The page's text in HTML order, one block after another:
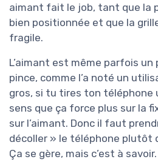
aimant fait le job, tant que la
bien positionnée et que la
fragile.
L’aimant est même parfois
pince, comme l’a noté un
gros, si tu tires ton téléphone
sens que ça force plus sur la
sur l’aimant. Donc il faut
décoller » le téléphone plutôt
Ça se gère, mais c’est à